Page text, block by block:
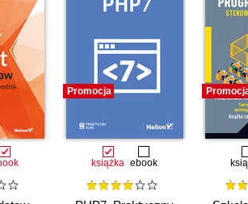
Promocja
książka ebook